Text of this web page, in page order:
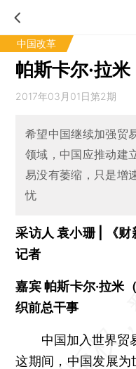
中国改革
帕斯卡尔·拉
2017年03月01日第2期
希望中国继续加强贸
领域，中国应推动建
易没有萎缩，只是增
忧
采访人 袁小珊 | 《
记者
嘉宾 帕斯卡尔·拉米
织前总干事
中国加入世界贸易
这期间，中国发展